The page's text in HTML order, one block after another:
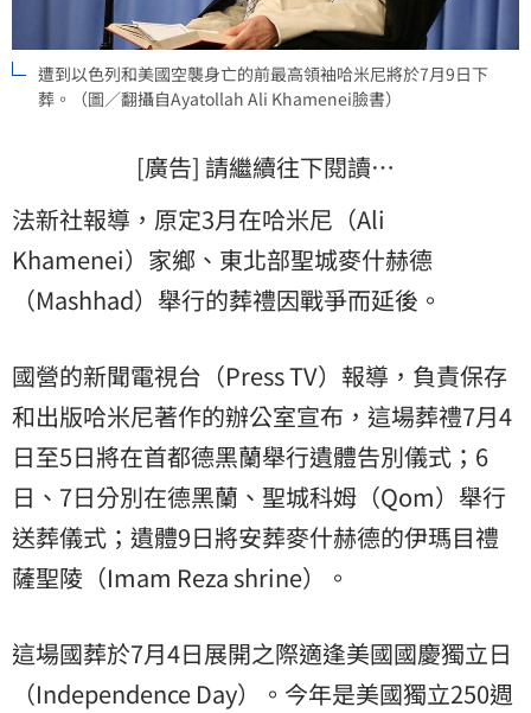
遭到以色列和美國空襲身亡的前最高領袖哈米尼將於7月9日下
葬。（圖／翻攝自Ayatollah Ali Khamenei臉書）
[廣告] 請繼續往下閱讀…
法新社報導，原定3月在哈米尼（Ali
Khamenei）家鄉、東北部聖城麥什赫德
（Mashhad）舉行的葬禮因戰爭而延後。
國營的新聞電視台（Press TV）報導，負責保存
和出版哈米尼著作的辦公室宣布，這場葬禮7月4
日至5日將在首都德黑蘭舉行遺體告別儀式；6
日、7日分別在德黑蘭、聖城科姆（Qom）舉行
送葬儀式；遺體9日將安葬麥什赫德的伊瑪目禮
薩聖陵（Imam Reza shrine）。
這場國葬於7月4日展開之際適逢美國國慶獨立日
（Independence Day）。今年是美國獨立250週